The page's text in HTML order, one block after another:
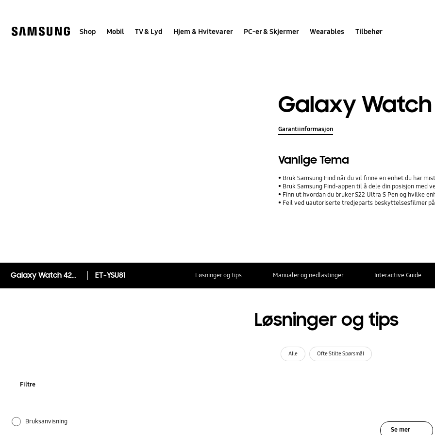
Shop Mobil TV & Lyd Hjem & Hvitevarer PC-er & Skjermer Wearables Tilbehør
Galaxy
Garantiinformasjon
Vanlige Tema
Bruk Samsung Find når du vil finne en enhet du har
Bruk Samsung Find-appen til å dele din posisjon med
Finn ut hvordan du bruker S22 Ultra S Pen og hvilke
Feil ved uautoriserte tredjeparts beskyttelsesfilmer
Galaxy Watch 42mm - Strap ET-YSU81 Løsninger og tips Manualer og nedlastinger Interactive Guide
Løsninger og tips
Alle Ofte Stilte Spørsmål
Filtre
Bruksanvisning
Se mer